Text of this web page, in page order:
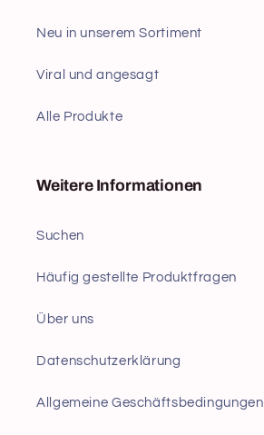
Neu in unserem Sortiment
Viral und angesagt
Alle Produkte
Weitere Informationen
Suchen
Häufig gestellte Produktfragen
Über uns
Datenschutzerklärung
Allgemeine Geschäftsbedingungen